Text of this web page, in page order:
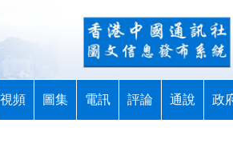
視頻 圖集 電訊 評論 通說 政